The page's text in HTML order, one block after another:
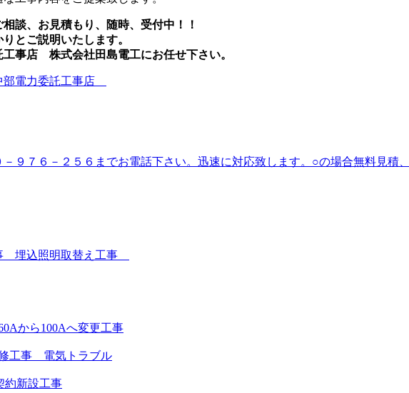
談、お見積もり、随時、受付中！！
とご説明いたします。
事店 株式会社田島電工にお任せ下さい。
部電力委託工事店
９７６－２５６までお電話下さい。迅速に対応致します。○の場合無料見
埋込照明取替え工事
から100Aへ変更工事
工事 電気トラブル
約新設工事